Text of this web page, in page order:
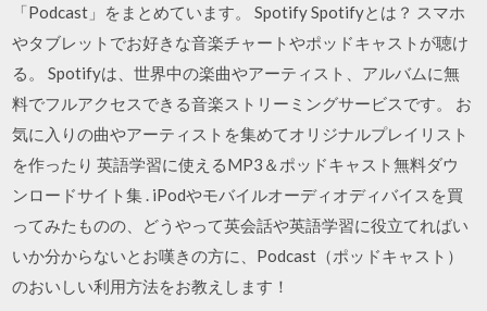
「Podcast」をまとめています。 Spotify Spotifyとは？ スマホ
やタブレットでお好きな音楽チャートやポッドキャストが聴け
る。 Spotifyは、世界中の楽曲やアーティスト、アルバムに無
料でフルアクセスできる音楽ストリーミングサービスです。 お
気に入りの曲やアーティストを集めてオリジナルプレイリスト
を作ったり 英語学習に使えるMP3＆ポッドキャスト無料ダウ
ンロードサイト集 . iPodやモバイルオーディオディバイスを買
ってみたものの、どうやって英会話や英語学習に役立てればい
いか分からないとお嘆きの方に、Podcast（ポッドキャスト）
のおいしい利用方法をお教えします！